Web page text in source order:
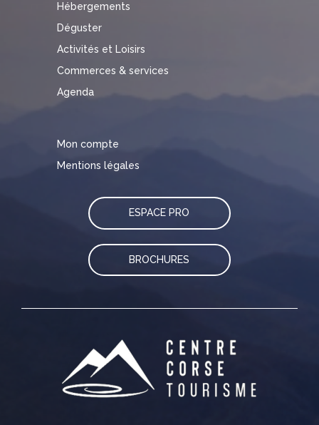
Hébergements
Déguster
Activités et Loisirs
Commerces & services
Agenda
Mon compte
Mentions légales
ESPACE PRO
BROCHURES